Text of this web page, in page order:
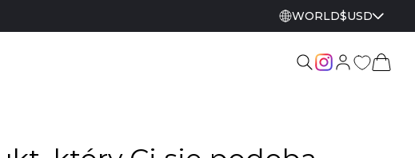
WORLD$USD